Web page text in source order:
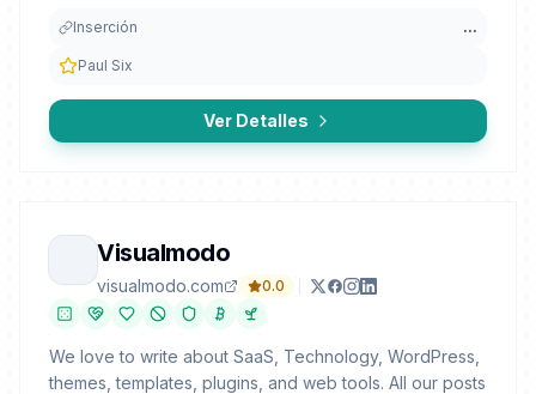
Inserción ...
Paul Six
Ver Detalles
Visualmodo
visualmodo.com 0.0
We love to write about SaaS, Technology, WordPress,
themes, templates, plugins, and web tools. All our posts